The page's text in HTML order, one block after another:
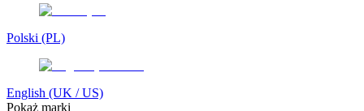
Polski (PL)
English (UK / US)
Pokaż marki